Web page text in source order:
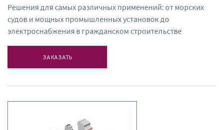
Решения для самых различных применений: от морских
судов и мощных промышленных установок до
электроснабжения в гражданском строительстве
ЗАКАЗАТЬ